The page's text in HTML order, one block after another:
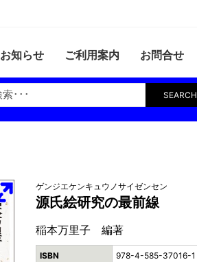
お知らせ ご利用案内 お問合せ
SEARCH
ゲンジエケンキュウノサイゼンセン
源氏絵研究の最前線
稲本万里子 編著
ISBN 978-4-585-37016-1